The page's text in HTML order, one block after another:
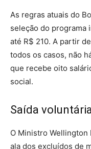
As regras atuais do
seleção do programa
até R$ 210. A partir
todos os casos, não
que recebe oito
social.
Saída
O Ministro Wellington
ala dos excluídos de